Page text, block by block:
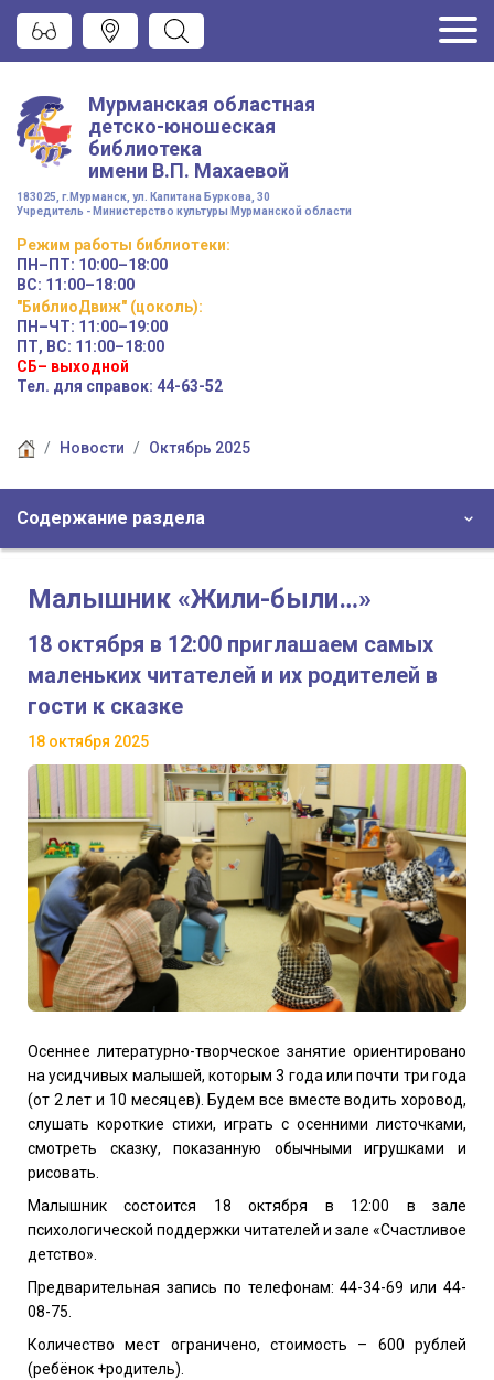
Мурманская областная
детско-юношеская
библиотека
имени В.П. Махаевой
183025, г.Мурманск, ул. Капитана Буркова, 30
Учредитель - Министерство культуры Мурманской области
Режим работы библиотеки:
ПН–ПТ: 10:00–18:00
ВС: 11:00–18:00
"БиблиоДвиж" (цоколь):
ПН–ЧТ: 11:00–19:00
ПТ, ВС: 11:00–18:00
СБ– выходной
Тел. для справок: 44-63-52
Новости Октябрь 2025
Содержание раздела
Малышник «Жили-были…»
18 октября в 12:00 приглашаем самых
маленьких читателей и их родителей в
гости к сказке
18 октября 2025
Осеннее литературно-творческое занятие ориентировано
на усидчивых малышей, которым 3 года или почти три года
(от 2 лет и 10 месяцев). Будем все вместе водить хоровод,
слушать короткие стихи, играть с осенними листочками,
смотреть сказку, показанную обычными игрушками и
рисовать.
Малышник состоится 18 октября в 12:00 в зале
психологической поддержки читателей и зале «Счастливое
детство».
Предварительная запись по телефонам: 44-34-69 или 44-
08-75.
Количество мест ограничено, стоимость – 600 рублей
(ребёнок +родитель).